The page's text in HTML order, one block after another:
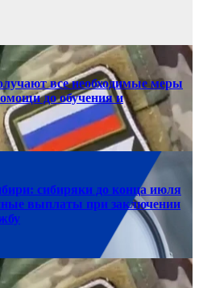
все необходимые меры
до обучения и
сибиряки до конца июля
выплаты при заключении